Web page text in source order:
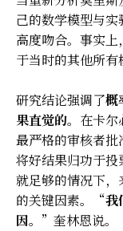
己的数学模型与
高度吻合。事实
于当时的其他所有
研究结论强调了概
果直觉的。在卡尔
最严格的审核者
将好结果归功于
就足够的情况下
的关键因素。“我
因。 ”奎林恩说。